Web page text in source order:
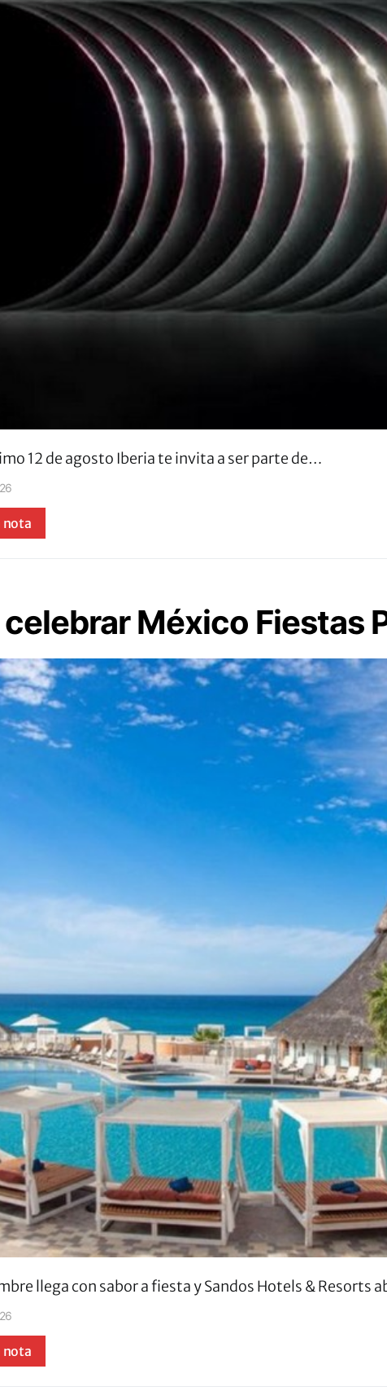
12 de agosto Iberia te invita a ser parte de…
nota
México Fiestas
llega con sabor a fiesta y Sandos Hotels & Resorts
nota